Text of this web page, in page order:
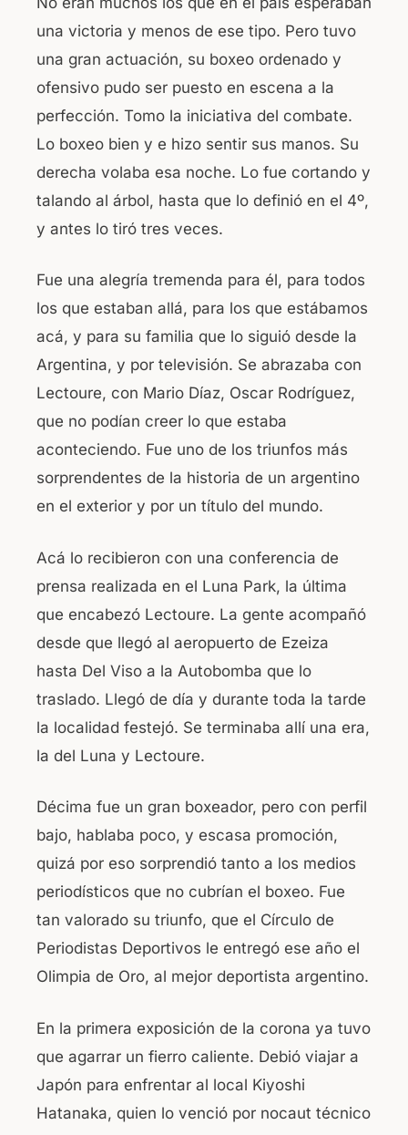
una victoria y menos de ese tipo. Pero tuvo
una gran actuación, su boxeo ordenado y
ofensivo pudo ser puesto en escena a la
perfección. Tomo la iniciativa del combate.
Lo boxeo bien y e hizo sentir sus manos. Su
derecha volaba esa noche. Lo fue cortando y
talando al árbol, hasta que lo definió en el 4º,
y antes lo tiró tres veces.
Fue una alegría tremenda para él, para todos
los que estaban allá, para los que estábamos
acá, y para su familia que lo siguió desde la
Argentina, y por televisión. Se abrazaba con
Lectoure, con Mario Díaz, Oscar Rodríguez,
que no podían creer lo que estaba
aconteciendo. Fue uno de los triunfos más
sorprendentes de la historia de un argentino
en el exterior y por un título del mundo.
Acá lo recibieron con una conferencia de
prensa realizada en el Luna Park, la última
que encabezó Lectoure. La gente acompañó
desde que llegó al aeropuerto de Ezeiza
hasta Del Viso a la Autobomba que lo
traslado. Llegó de día y durante toda la tarde
la localidad festejó. Se terminaba allí una era,
la del Luna y Lectoure.
Décima fue un gran boxeador, pero con perfil
bajo, hablaba poco, y escasa promoción,
quizá por eso sorprendió tanto a los medios
periodísticos que no cubrían el boxeo. Fue
tan valorado su triunfo, que el Círculo de
Periodistas Deportivos le entregó ese año el
Olimpia de Oro, al mejor deportista argentino.
En la primera exposición de la corona ya tuvo
que agarrar un fierro caliente. Debió viajar a
Japón para enfrentar al local Kiyoshi
Hatanaka, quien lo venció por nocaut técnico